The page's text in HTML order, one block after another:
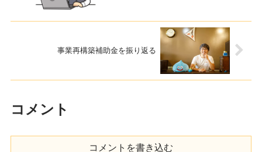
事業再構築補助金を振り返る
コメント
コメントを書き込む